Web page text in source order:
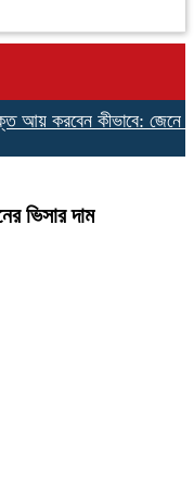
করবেন কীভাবে: জেনে নিন
ভিসার দাম